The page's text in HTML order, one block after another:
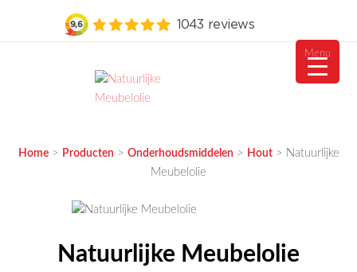
Home> Producten > Onderhoudsmiddelen > Hout> Natuurlijke
Meubelolie
Natuurlijke Meubelolie
Menu